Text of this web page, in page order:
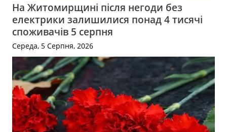
На Житомирщині після негоди без
електрики залишилися понад 4 тисячі
споживачів 5 серпня
Середа, 5 Серпня, 2026